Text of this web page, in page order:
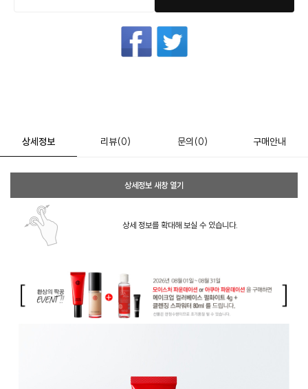
상세정보 리뷰(0) 문의 (0) 구매안내
상세정보 새창 열기
상세 정보를 확대해 보실 수 있습니다.